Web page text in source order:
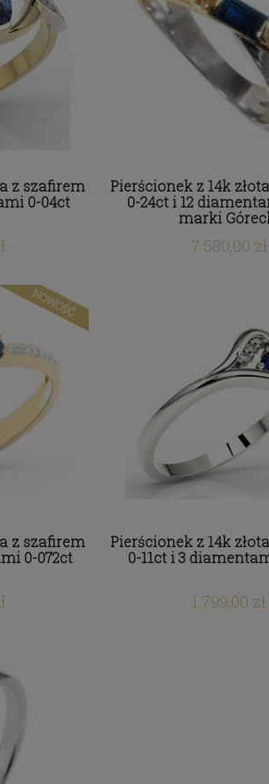
Obrączki z tytanu z
Swarovski
1 776,60 zł
z szafirem
0-04ct
Pierścionek z 14k
0-24ct i 12
marki
7 580,00 zł
z szafirem
0-072ct
NOWOŚĆ
Pierścionek z 14k
0-11ct i 3
1 799,00 zł